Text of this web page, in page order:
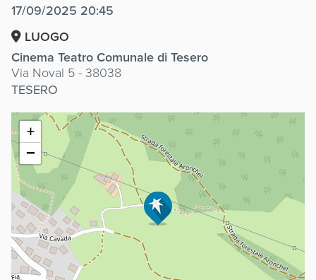
17/09/2025 20:45
LUOGO
Cinema Teatro Comunale di Tesero
Via Noval 5 - 38038
TESERO
+
−